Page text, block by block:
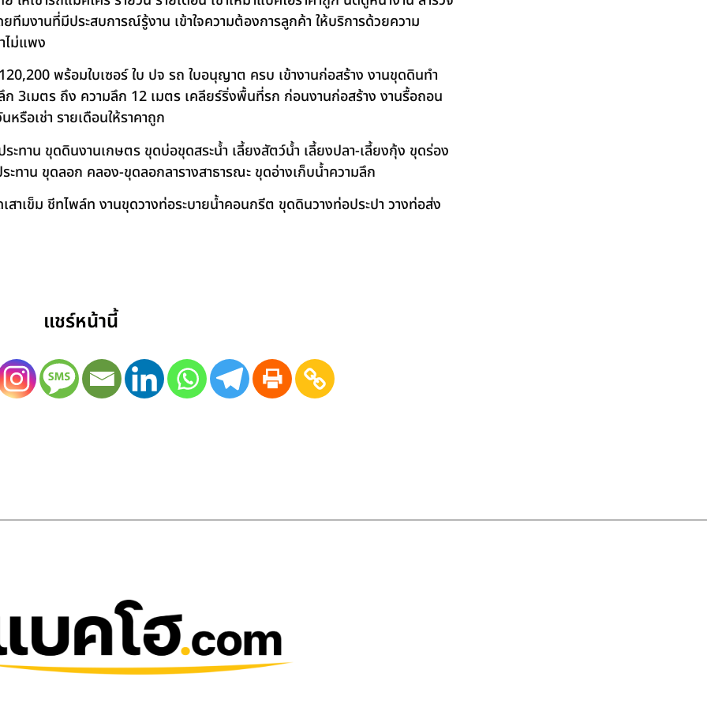
ทีมงานที่มีประสบการณ์รู้งาน เข้าใจความต้องการลูกค้า ให้บริการด้วยความ
ไม่แพง
พร้อมใบเซอร์ ใบ ปจ รถ ใบอนุญาต ครบ เข้างานก่อสร้าง งานขุดดินทำ
ก 3เมตร ถึง ความลึก 12 เมตร เคลียร์ริ่งพื้นที่รก ก่อนงานก่อสร้าง งานรื้อถอน
รือเช่า รายเดือนให้ราคาถูก
ะทาน ขุดดินงานเกษตร ขุดบ่อขุดสระน้ำ เลี้ยงสัตว์น้ำ เลี้ยงปลา-เลี้ยงกุ้ง ขุดร่อง
ทาน ขุดลอก คลอง-ขุดลอกลารางสาธารณะ ขุดอ่างเก็บน้ำความลึก
าเข็ม ชีทไพล์ท งานขุดวางท่อระบายน้ำคอนกรีต ขุดดินวางท่อประปา วางท่อส่ง
แชร์หน้านี้